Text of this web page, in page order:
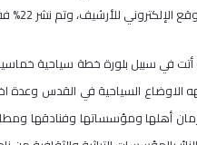
وتم نشر 22% فقط من الوثائق في الموقع الالكتروني حتى كتابة هذه الاسطر.
أتت في سبيل بلورة خطة سياحية
الاوضاع السياحية في القدس
أهلها ومؤسساتها وفنادقها